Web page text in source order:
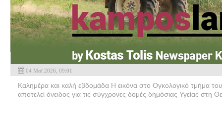
04 Μαϊ 2026, 09:01
Καλημέρα και καλή εβδομάδα Η εικόνα στο Ογκολογικό τμήμα
αποτελεί όνειδος για τις σύγχρονες δομές δημόσιας Υγείας